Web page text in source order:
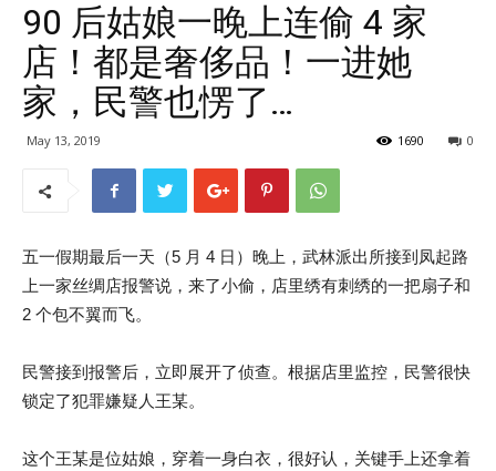
90 后姑娘一晚上连偷 4 家
店！都是奢侈品！一进她
家，民警也愣了…
May 13, 2019 0
1690
五一假期最后一天（5 月 4 日）晚上，武林派出所接到凤起路
上一家丝绸店报警说，来了小偷，店里绣有刺绣的一把扇子和
2 个包不翼而飞。
民警接到报警后，立即展开了侦查。根据店里监控，民警很快
锁定了犯罪嫌疑人王某。
这个王某是位姑娘，穿着一身白衣，很好认，关键手上还拿着